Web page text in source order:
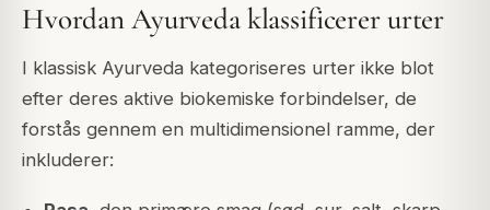
Hvordan Ayurveda klassificerer urter
I klassisk Ayurveda kategoriseres urter ikke blot
efter deres aktive biokemiske forbindelser, de
forstås gennem en multidimensionel ramme, der
inkluderer: